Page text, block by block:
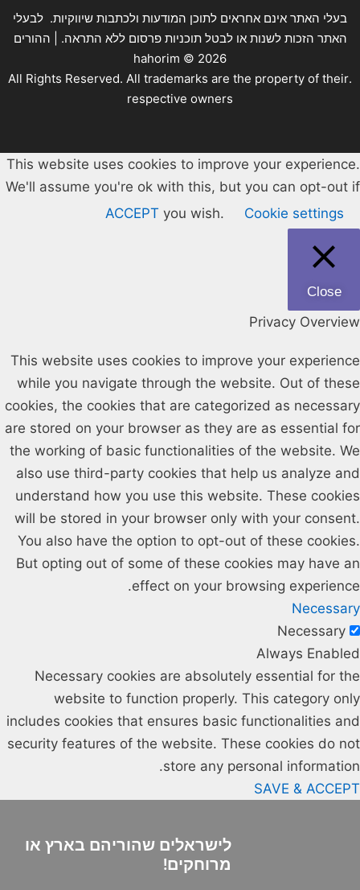
בעלי האתר אינם אחראים לתוכן המודעות ולכתבות שיווקיות. לבעלי
האתר הזכות לשנות או לבטל תוכניות פרסום ללא התראה. | ההורים
hahorim © 2026
.All Rights Reserved. All trademarks are the property of their
respective owners
This website uses cookies to improve your experience.
We'll assume you're ok with this, but you can opt-out if
you wish.
Cookie settings
ACCEPT
Close
Privacy Overview
This website uses cookies to improve your experience
while you navigate through the website. Out of these
cookies, the cookies that are categorized as necessary
are stored on your browser as they are as essential for
the working of basic functionalities of the website. We
also use third-party cookies that help us analyze and
understand how you use this website. These cookies
will be stored in your browser only with your consent.
You also have the option to opt-out of these cookies.
But opting out of some of these cookies may have an
effect on your browsing experience.
Necessary
Necessary
Always Enabled
Necessary cookies are absolutely essential for the
website to function properly. This category only
includes cookies that ensures basic functionalities and
security features of the website. These cookies do not
store any personal information.
SAVE & ACCEPT
לישראלים שהוריהם בארץ או
מרוחקים!